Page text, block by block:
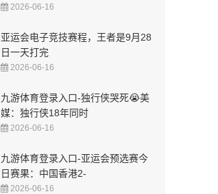
2026-06-16
亚运会电子竞技赛程，王者是9月28
日一天打完
2026-06-16
九游体育登录入口-独行侠哭死😭美
媒：独行侠18年同时
2026-06-16
九游体育登录入口-亚运会预选赛今
日赛果：中国香港2-
2026-06-16